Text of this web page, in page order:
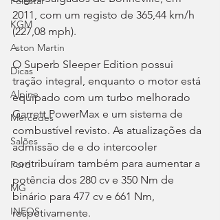
KGM
Aston Martin
Dicas
Alpine
Mercedes
Salões
Ford
MG
INEOS
2011, com um registo de 365,44 km/h
(227,08 mph).
O Superb Sleeper Edition possui
tração integral, enquanto o motor está
equipado com um turbo melhorado
Garrett PowerMax e um sistema de
combustível revisto. As atualizações da
admissão de e do intercooler
contribuíram também para aumentar a
potência dos 280 cv e 350 Nm de
binário para 477 cv e 661 Nm,
respetivamente.